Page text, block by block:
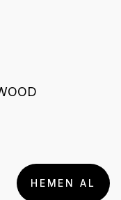
HEMEN AL